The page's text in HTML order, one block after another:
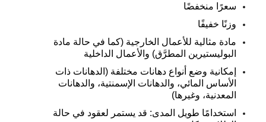
سعرًا منخفضًا
وزنًا خفيفًا
مادة مثالية للأعمال الخارجية (كما في حالة مادة
البوليستيرين المطرَّق) والأعمال الداخلية
إمكانية وضع أنواع دهانات مختلفة ( الدهانات ذات
الأساس المائي، والدهانات الإسمنتية، والدهانات
المعدنية، وغيرها)
استخدامًا طويل المدى: قد يستمر لعقود في حالة